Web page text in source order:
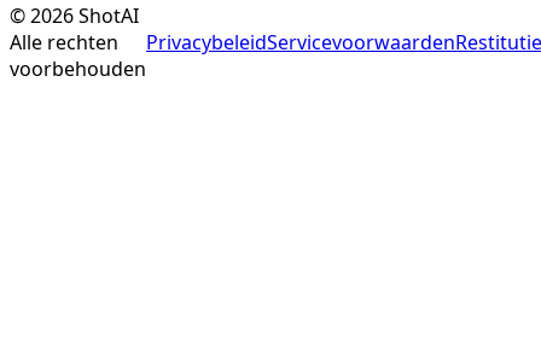
©2026ShotAI
Alle rechten
voorbehouden
PrivacybeleidServicevoorwaarden